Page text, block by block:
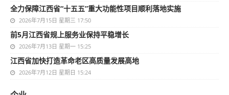
全力保障江西省“十五五”重大功能性项目顺利落地实施
2026年7月15日 星期三 17:50
前5月江西省规上服务业保持平稳增长
2026年7月13日 星期一 15:25
江西省加快打造革命老区高质量发展高地
2026年7月12日 星期日 15:24